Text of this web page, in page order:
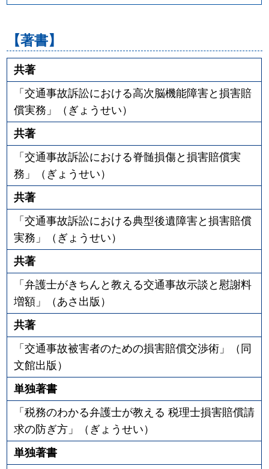
【著書】
共著
「交通事故訴訟における高次脳機能障害と損害賠
償実務」（ぎょうせい）
共著
「交通事故訴訟における脊髄損傷と損害賠償実
務」（ぎょうせい）
共著
「交通事故訴訟における典型後遺障害と損害賠償
実務」（ぎょうせい）
共著
「弁護士がきちんと教える交通事故示談と慰謝料
増額」（あさ出版）
共著
「交通事故被害者のための損害賠償交渉術」（同
文館出版）
単独著書
「税務のわかる弁護士が教える 税理士損害賠償請
求の防ぎ方」（ぎょうせい）
単独著書